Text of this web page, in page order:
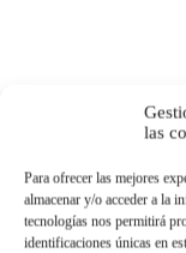
las
Para ofrecer las mejores
almacenar y/o acceder a la
tecnologías nos permitirá
identificaciones únicas en